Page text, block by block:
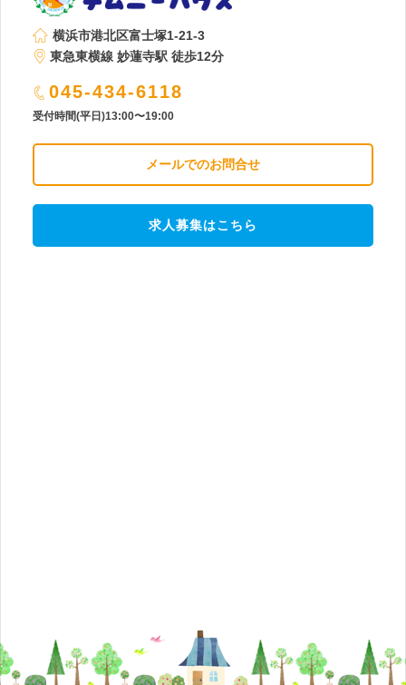
横浜市港北区富士塚1-21-3
東急東横線 妙蓮寺駅 徒歩12分
045-434-6118
受付時間(平日)13:00〜19:00
メールでのお問合せ
求人募集はこちら